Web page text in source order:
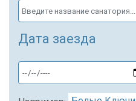
Дата заезда